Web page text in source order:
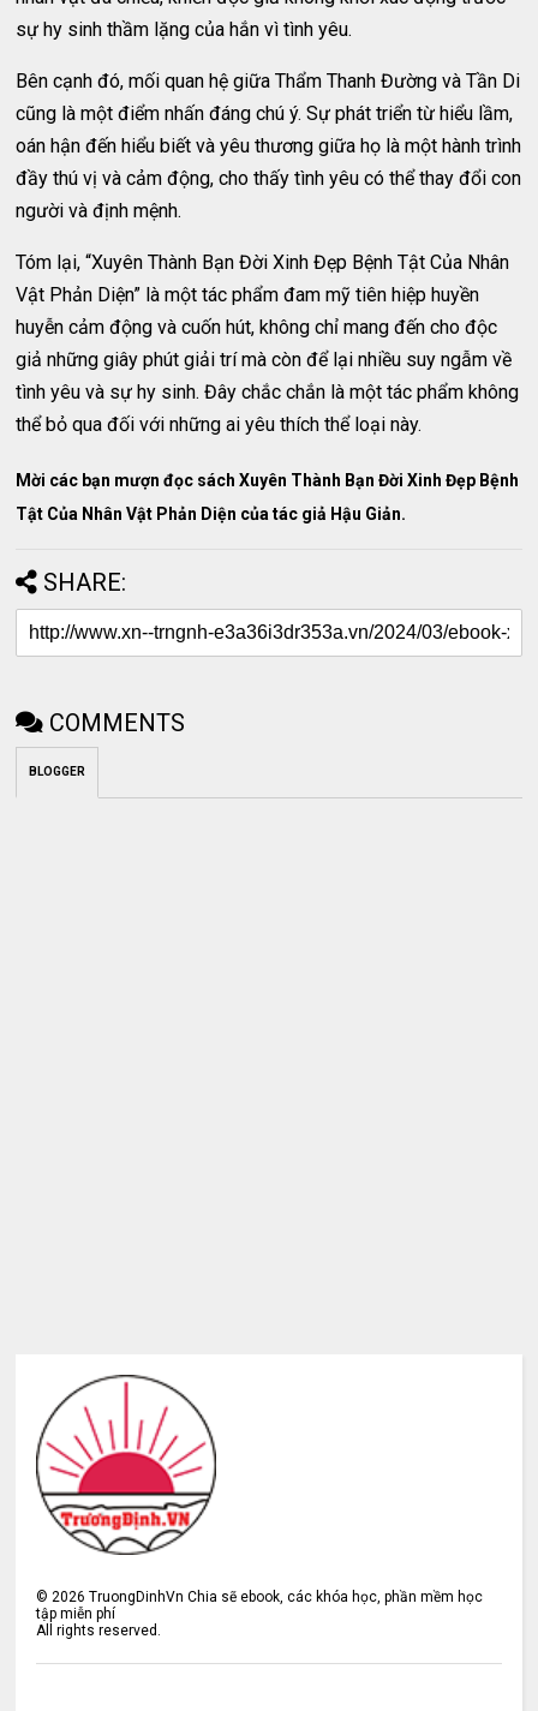
sự hy sinh thầm lặng của hắn vì tình yêu.
Bên cạnh đó, mối quan hệ giữa Thẩm Thanh Đường và Tần Di
cũng là một điểm nhấn đáng chú ý. Sự phát triển từ hiểu lầm,
oán hận đến hiểu biết và yêu thương giữa họ là một hành trình
đầy thú vị và cảm động, cho thấy tình yêu có thể thay đổi con
người và định mệnh.
Tóm lại, “Xuyên Thành Bạn Đời Xinh Đẹp Bệnh Tật Của Nhân
Vật Phản Diện” là một tác phẩm đam mỹ tiên hiệp huyền
huyễn cảm động và cuốn hút, không chỉ mang đến cho độc
giả những giây phút giải trí mà còn để lại nhiều suy ngẫm về
tình yêu và sự hy sinh. Đây chắc chắn là một tác phẩm không
thể bỏ qua đối với những ai yêu thích thể loại này.
Mời các bạn mượn đọc sách Xuyên Thành Bạn Đời Xinh Đẹp Bệnh
Tật Của Nhân Vật Phản Diện của tác giả Hậu Giản.
SHARE:
COMMENTS
BLOGGER
©2026 TruongDinhVn Chia sẽ ebook, các khóa học, phần mềm học
tập miễn phí
All rights reserved.